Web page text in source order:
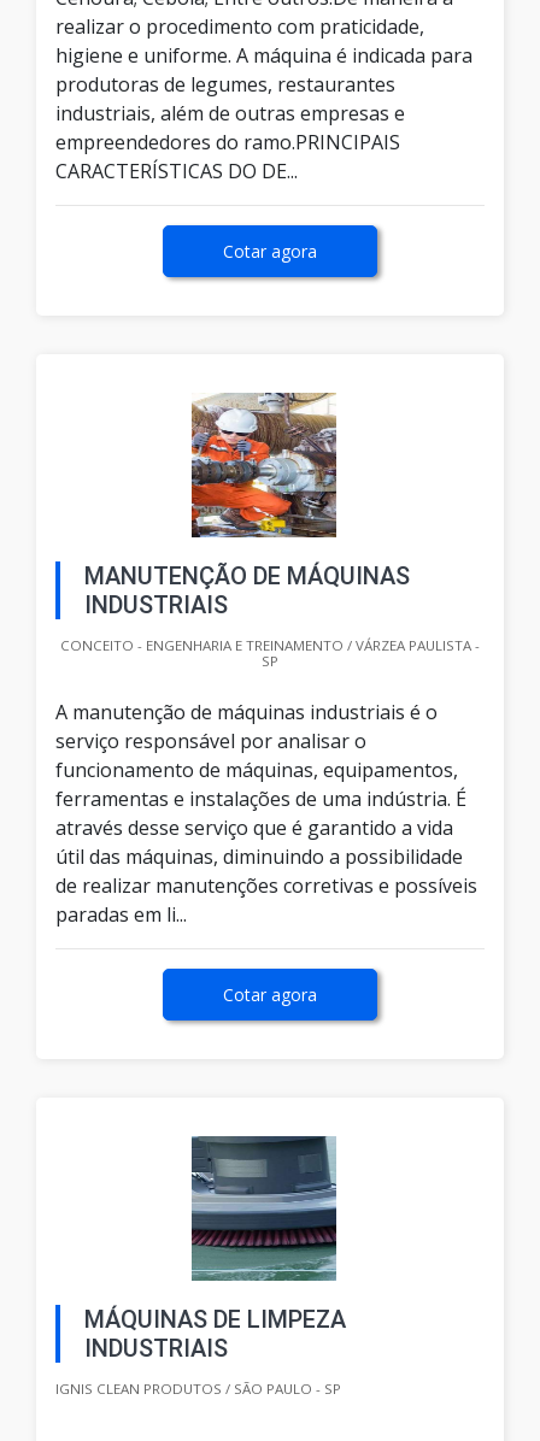
realizar o procedimento com praticidade,
higiene e uniforme. A máquina é indicada para
produtoras de legumes, restaurantes
industriais, além de outras empresas e
empreendedores do ramo.PRINCIPAIS
CARACTERÍSTICAS DO DE...
Cotar agora
MANUTENÇÃO DE MÁQUINAS
INDUSTRIAIS
CONCEITO - ENGENHARIA E TREINAMENTO / VÁRZEA PAULISTA -
SP
A manutenção de máquinas industriais é o
serviço responsável por analisar o
funcionamento de máquinas, equipamentos,
ferramentas e instalações de uma indústria. É
através desse serviço que é garantido a vida
útil das máquinas, diminuindo a possibilidade
de realizar manutenções corretivas e possíveis
paradas em li...
Cotar agora
MÁQUINAS DE LIMPEZA
INDUSTRIAIS
IGNIS CLEAN PRODUTOS / SÃO PAULO - SP